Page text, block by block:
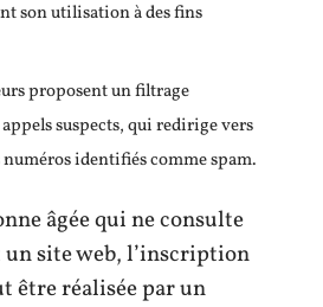
son utilisation à des fins
proposent un filtrage
suspects, qui redirige vers
numéros identifiés comme spam.
âgée qui ne consulte
site web, l’inscription
être réalisée par un